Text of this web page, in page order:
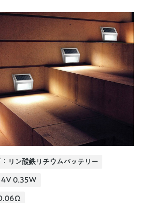
リン酸鉄リチウムバッテリー
4V 0.35W